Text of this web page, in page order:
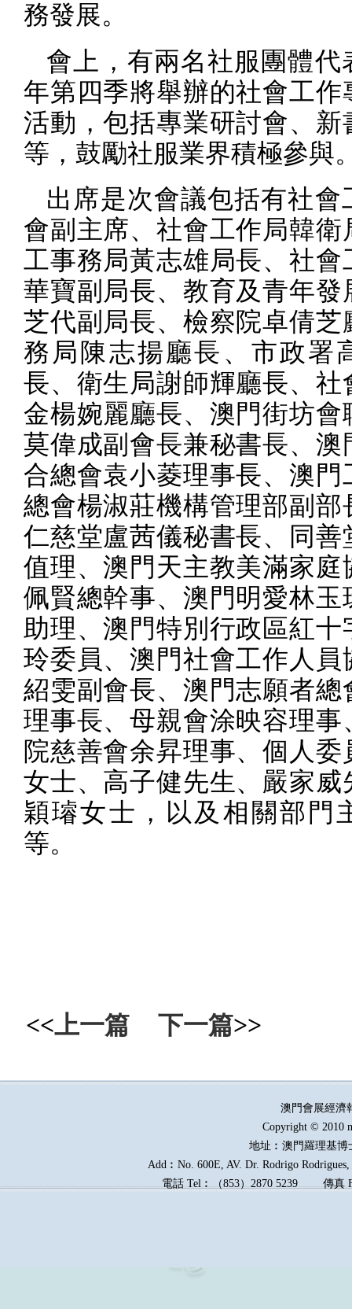
務發展。
會上，有兩名社服團體代
年第四季將舉辦的社會工作
活動，包括專業研討會、新
等，鼓勵社服業界積極參與
出席是次會議包括有社會
會副主席、社會工作局韓衛
工事務局黃志雄局長、社會
華寶副局長、教育及青年發
芝代副局長、檢察院卓倩芝
務局陳志揚廳長、市政署
長、衛生局謝師輝廳長、社
金楊婉麗廳長、澳門街坊會
莫偉成副會長兼秘書長、澳
合總會袁小菱理事長、澳門
總會楊淑莊機構管理部副部
仁慈堂盧茜儀秘書長、同善
值理、澳門天主教美滿家庭
佩賢總幹事、澳門明愛林玉
助理、澳門特別行政區紅十
玲委員、澳門社會工作人員
紹雯副會長、澳門志願者總
理事長、母親會涂映容理事
院慈善會余昇理事、個人委
女士、高子健先生、嚴家威
穎璿女士，以及相關部門
等。
<<上一篇 下一篇>>
澳門會展經
Copyright © 2010
地址︰澳門羅理基博
Add︰No. 600E, AV. Dr. Rodrigo
電話 Tel︰（853）2870 5239傳真